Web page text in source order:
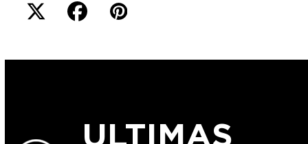
ULTIMAS